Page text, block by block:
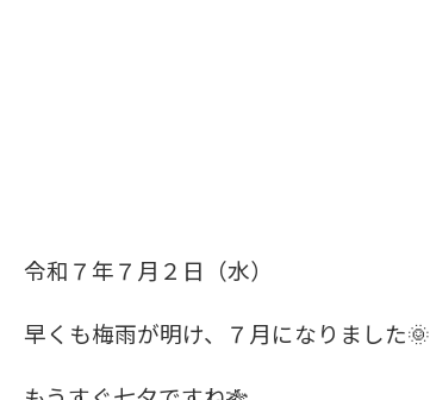
令和７年７月２日（水）
早くも梅雨が明け、７月になりました🌞